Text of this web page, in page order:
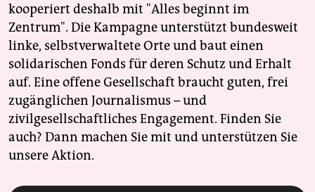
kooperiert deshalb mit "Alles beginnt im
Zentrum". Die Kampagne unterstützt bundesweit
linke, selbstverwaltete Orte und baut einen
solidarischen Fonds für deren Schutz und Erhalt
auf. Eine offene Gesellschaft braucht guten, frei
zugänglichen Journalismus – und
zivilgesellschaftliches Engagement. Finden Sie
auch? Dann machen Sie mit und unterstützen Sie
unsere Aktion.